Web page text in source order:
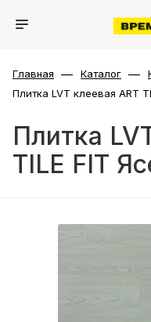
Главная — Каталог —
Плитка LVT клеевая ART
Плитка
TILE FIT